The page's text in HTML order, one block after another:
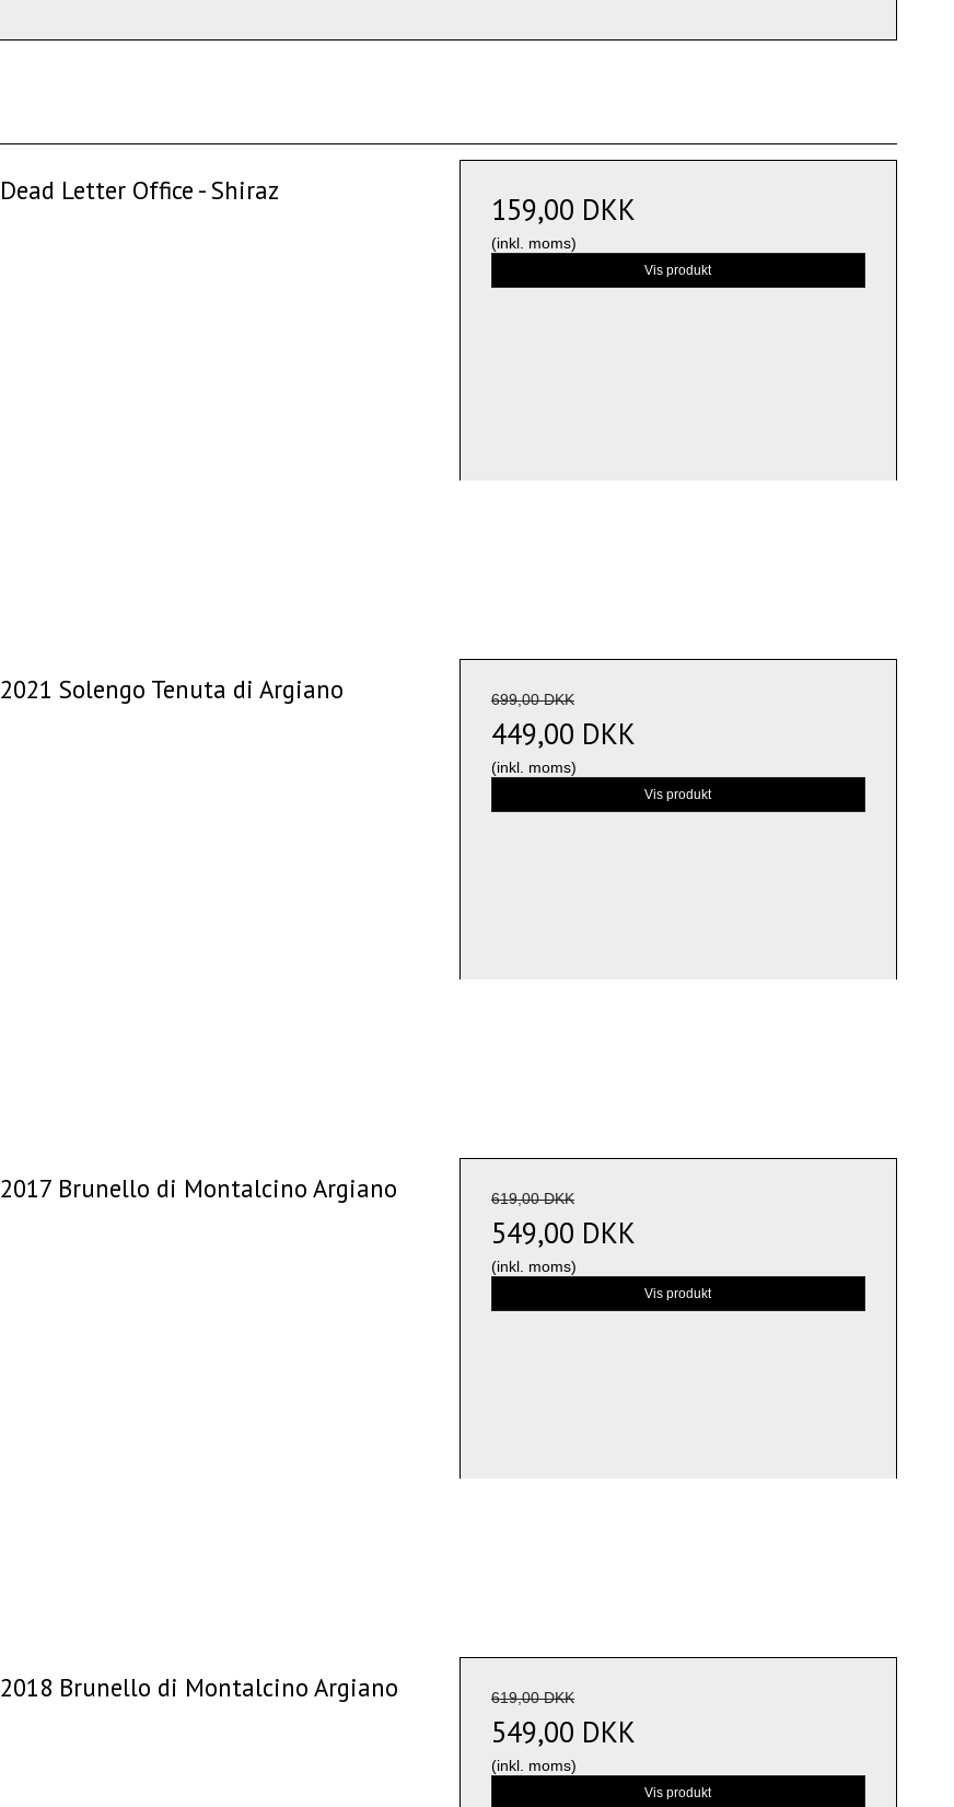
Dead Letter Office - Shiraz
159,00 DKK
(inkl. moms)
Vis produkt
2021 Solengo Tenuta di Argiano 699,00 DKK
449,00 DKK
(inkl. moms)
Vis produkt
2017 Brunello di Montalcino Argiano 619,00 DKK
549,00 DKK
(inkl. moms)
Vis produkt
2018 Brunello di Montalcino Argiano 619,00 DKK
549,00 DKK
(inkl. moms)
Vis produkt